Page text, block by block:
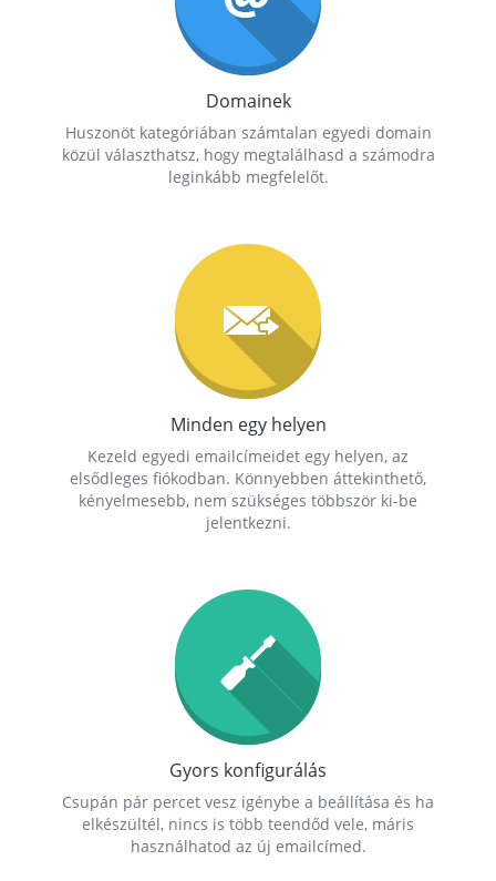
Domainek
Huszonöt kategóriában számtalan egyedi domain
közül választhatsz, hogy megtalálhasd a számodra
leginkább megfelelőt.
Minden egy helyen
Kezeld egyedi emailcímeidet egy helyen, az
elsődleges fiókodban. Könnyebben áttekinthető,
kényelmesebb, nem szükséges többször ki-be
jelentkezni.
Gyors konfigurálás
Csupán pár percet vesz igénybe a beállítása és ha
elkészültél, nincs is több teendőd vele, máris
használhatod az új emailcímed.